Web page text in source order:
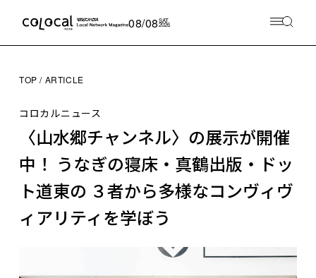
08/08SAT
2026
TOP ARTICLE
コロカルニュース
〈山水郷チャンネル〉の展示が開催
中！ うなぎの寝床・真鶴出版・ドッ
ト道東の ３者から多様なコンヴィヴ
ィアリティを学ぼう